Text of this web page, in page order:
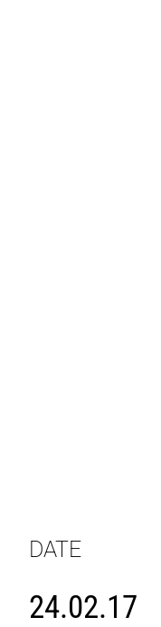
DATE
24.02.17